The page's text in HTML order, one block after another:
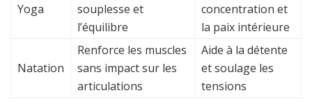
Yoga
souplesse et
l’équilibre
concentration et
la paix intérieure
Natation
Renforce les muscles
sans impact sur les
articulations
Aide à la détente
et soulage les
tensions